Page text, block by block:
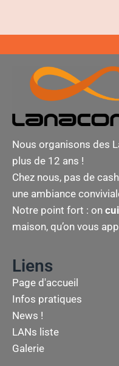
Nous organisons des
plus de 12 ans !
Chez nous, pas de
une ambiance
Notre point fort : on
maison, qu’on vous
Liens
Page d'accueil
Infos pratiques
News !
LANs liste
Galerie